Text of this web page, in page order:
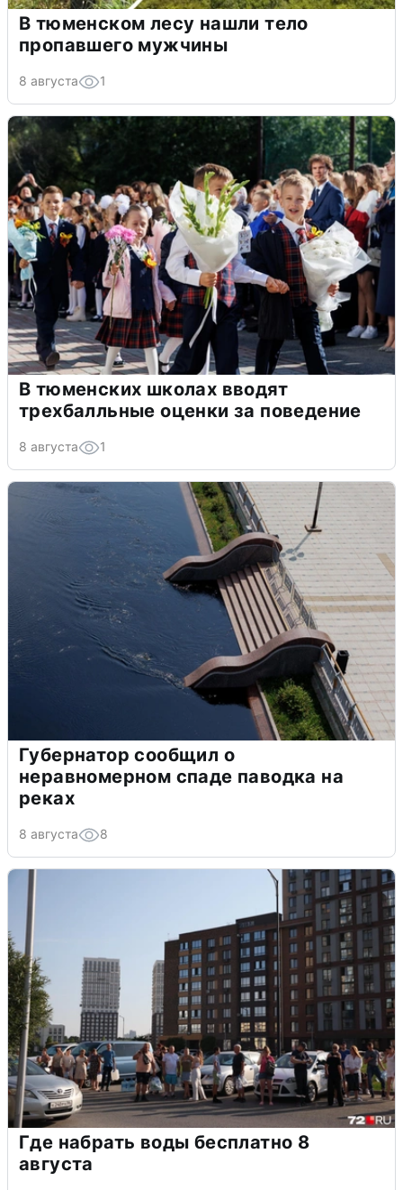
В тюменском лесу нашли тело
пропавшего мужчины
8 августа 1
В тюменских школах вводят
трехбалльные оценки за поведение
8 августа 1
Губернатор сообщил о
неравномерном спаде паводка на
реках
8 августа 8
Где набрать воды бесплатно 8
августа